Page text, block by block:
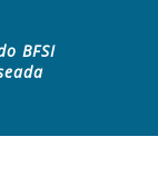
BFSI